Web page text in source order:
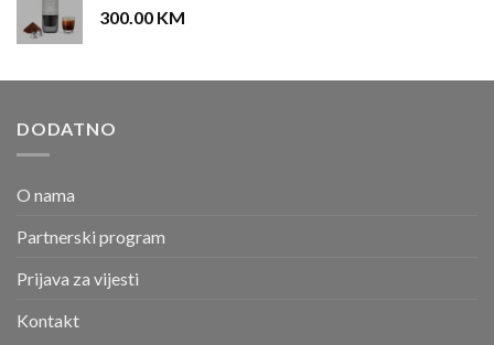
300.00 KM
DODATNO
O nama
Partnerski program
Prijava za vijesti
Kontakt